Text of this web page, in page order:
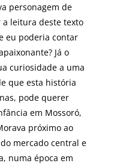
personagem de
leitura deste texto
eu poderia contar
Já o
curiosidade a uma
que esta história
pode querer
em Mossoró,
próximo ao
mercado central e
numa época em